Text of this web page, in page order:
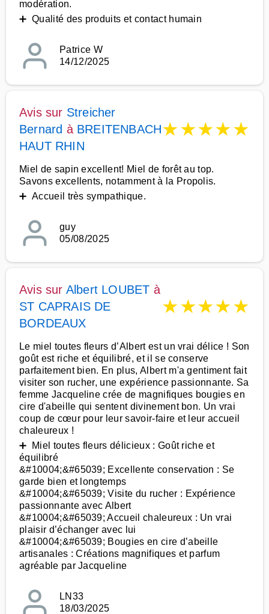
modération.
➕ Qualité des produits et contact humain
Patrice W
14/12/2025
Avis sur Streicher
Bernard à BREITENBACH
HAUT RHIN
★★★★★
Miel de sapin excellent! Miel de forêt au top.
Savons excellents, notamment à la Propolis.
➕ Accueil très sympathique.
guy
05/08/2025
Avis sur Albert LOUBET à
ST CAPRAIS DE
BORDEAUX
★★★★★
Le miel toutes fleurs d’Albert est un vrai délice ! Son
goût est riche et équilibré, et il se conserve
parfaitement bien. En plus, Albert m'a gentiment fait
visiter son rucher, une expérience passionnante. Sa
femme Jacqueline crée de magnifiques bougies en
cire d'abeille qui sentent divinement bon. Un vrai
coup de cœur pour leur savoir-faire et leur accueil
chaleureux !
➕ Miel toutes fleurs délicieux : Goût riche et
équilibré
&#10004;&#65039; Excellente conservation : Se
garde bien et longtemps
&#10004;&#65039; Visite du rucher : Expérience
passionnante avec Albert
&#10004;&#65039; Accueil chaleureux : Un vrai
plaisir d’échanger avec lui
&#10004;&#65039; Bougies en cire d’abeille
artisanales : Créations magnifiques et parfum
agréable par Jacqueline
LN33
18/03/2025